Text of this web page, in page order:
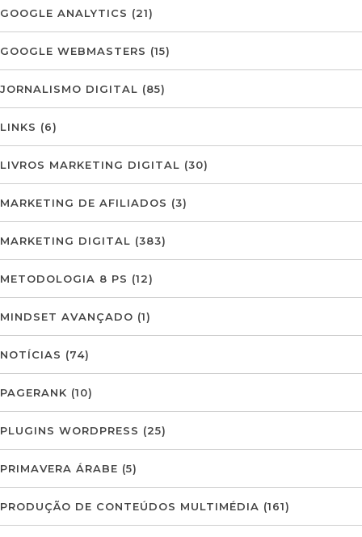
GOOGLE ANALYTICS (21)
GOOGLE WEBMASTERS (15)
JORNALISMO DIGITAL (85)
LINKS (6)
LIVROS MARKETING DIGITAL (30)
MARKETING DE AFILIADOS (3)
MARKETING DIGITAL (383)
METODOLOGIA 8 PS (12)
MINDSET AVANÇADO (1)
NOTÍCIAS (74)
PAGERANK (10)
PLUGINS WORDPRESS (25)
PRIMAVERA ÁRABE (5)
PRODUÇÃO DE CONTEÚDOS MULTIMÉDIA (161)